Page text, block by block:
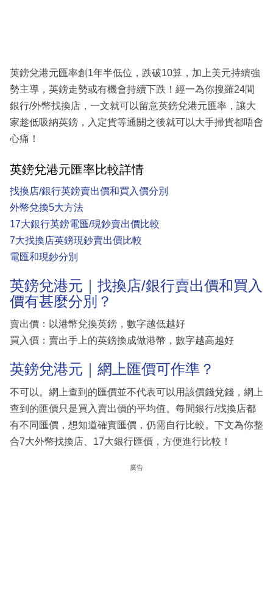
區
英鎊兌港元匯率創1年半低位，跌破10算，加上美元持續強
勢主導，英鎊走勢或有機會持續下跌！經一為你搜羅24間
銀行/外幣找換店，一文就可以留意英鎊兌港元匯率，讓大
家趁低吸納英鎊，入定貨等通關之後就可以大手掃貨都唔會
心痛！
英鎊兌港元匯率比較詳情
找換店/銀行英鎊賣出價和買入價分別
外幣兌換5大方法
17大銀行英鎊電匯/現鈔賣出價比較
7大找換店英鎊現鈔賣出價比較
電匯和現鈔分別
英鎊兌港元｜找換店/銀行賣出價和買入
價有甚麼分別？
賣出價：以港幣兌換英鎊，數字越低越好
買入價：賣出手上的英鎊換成做港幣，數字越高越好
英鎊兌港元｜網上匯價可作準？
不可以。網上查到的匯價並不代表可以用該價錢兌錢，網上
查到的匯價只是買入賣出價的平均值。每間銀行/找換店都
有不同匯價，想知道確實匯價，仍需自行比較。下文為你整
合7大外幣找換店、17大銀行匯價，方便進行比較！
廣告